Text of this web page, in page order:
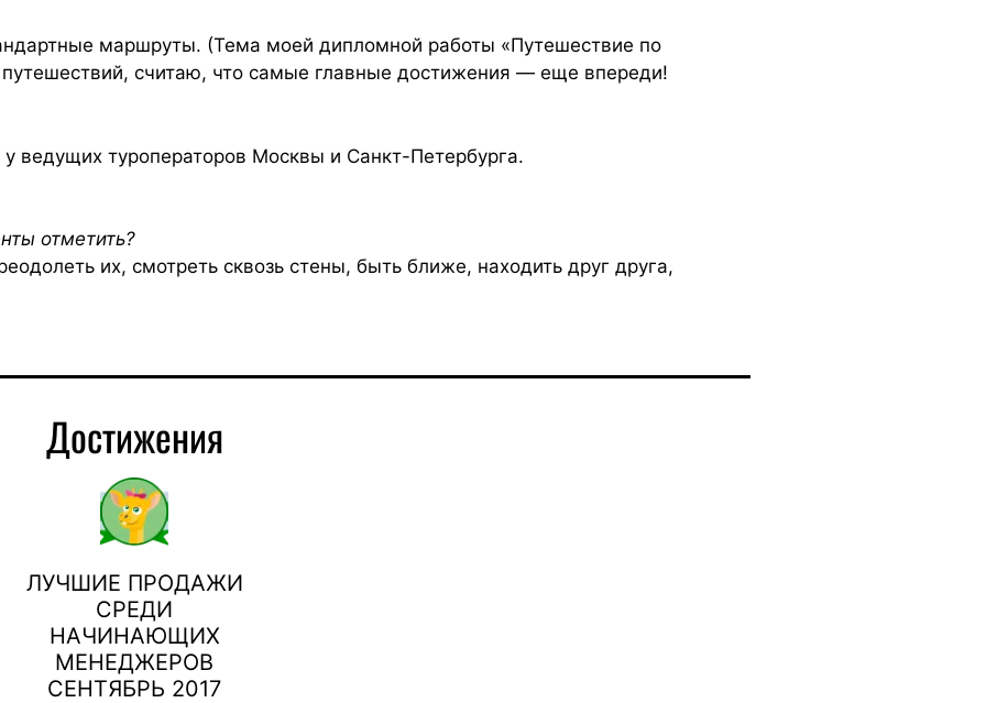
маршруты. (Тема моей дипломной работы «Путешествие по
считаю, что самые главные достижения — еще впереди!
ведущих туроператоров Москвы и Санкт-Петербурга.
отметить?
их, смотреть сквозь стены, быть ближе, находить друг друга,
Достижения
ЛУЧШИЕ ПРОДАЖИ
СРЕДИ
НАЧИНАЮЩИХ
МЕНЕДЖЕРОВ
СЕНТЯБРЬ 2017